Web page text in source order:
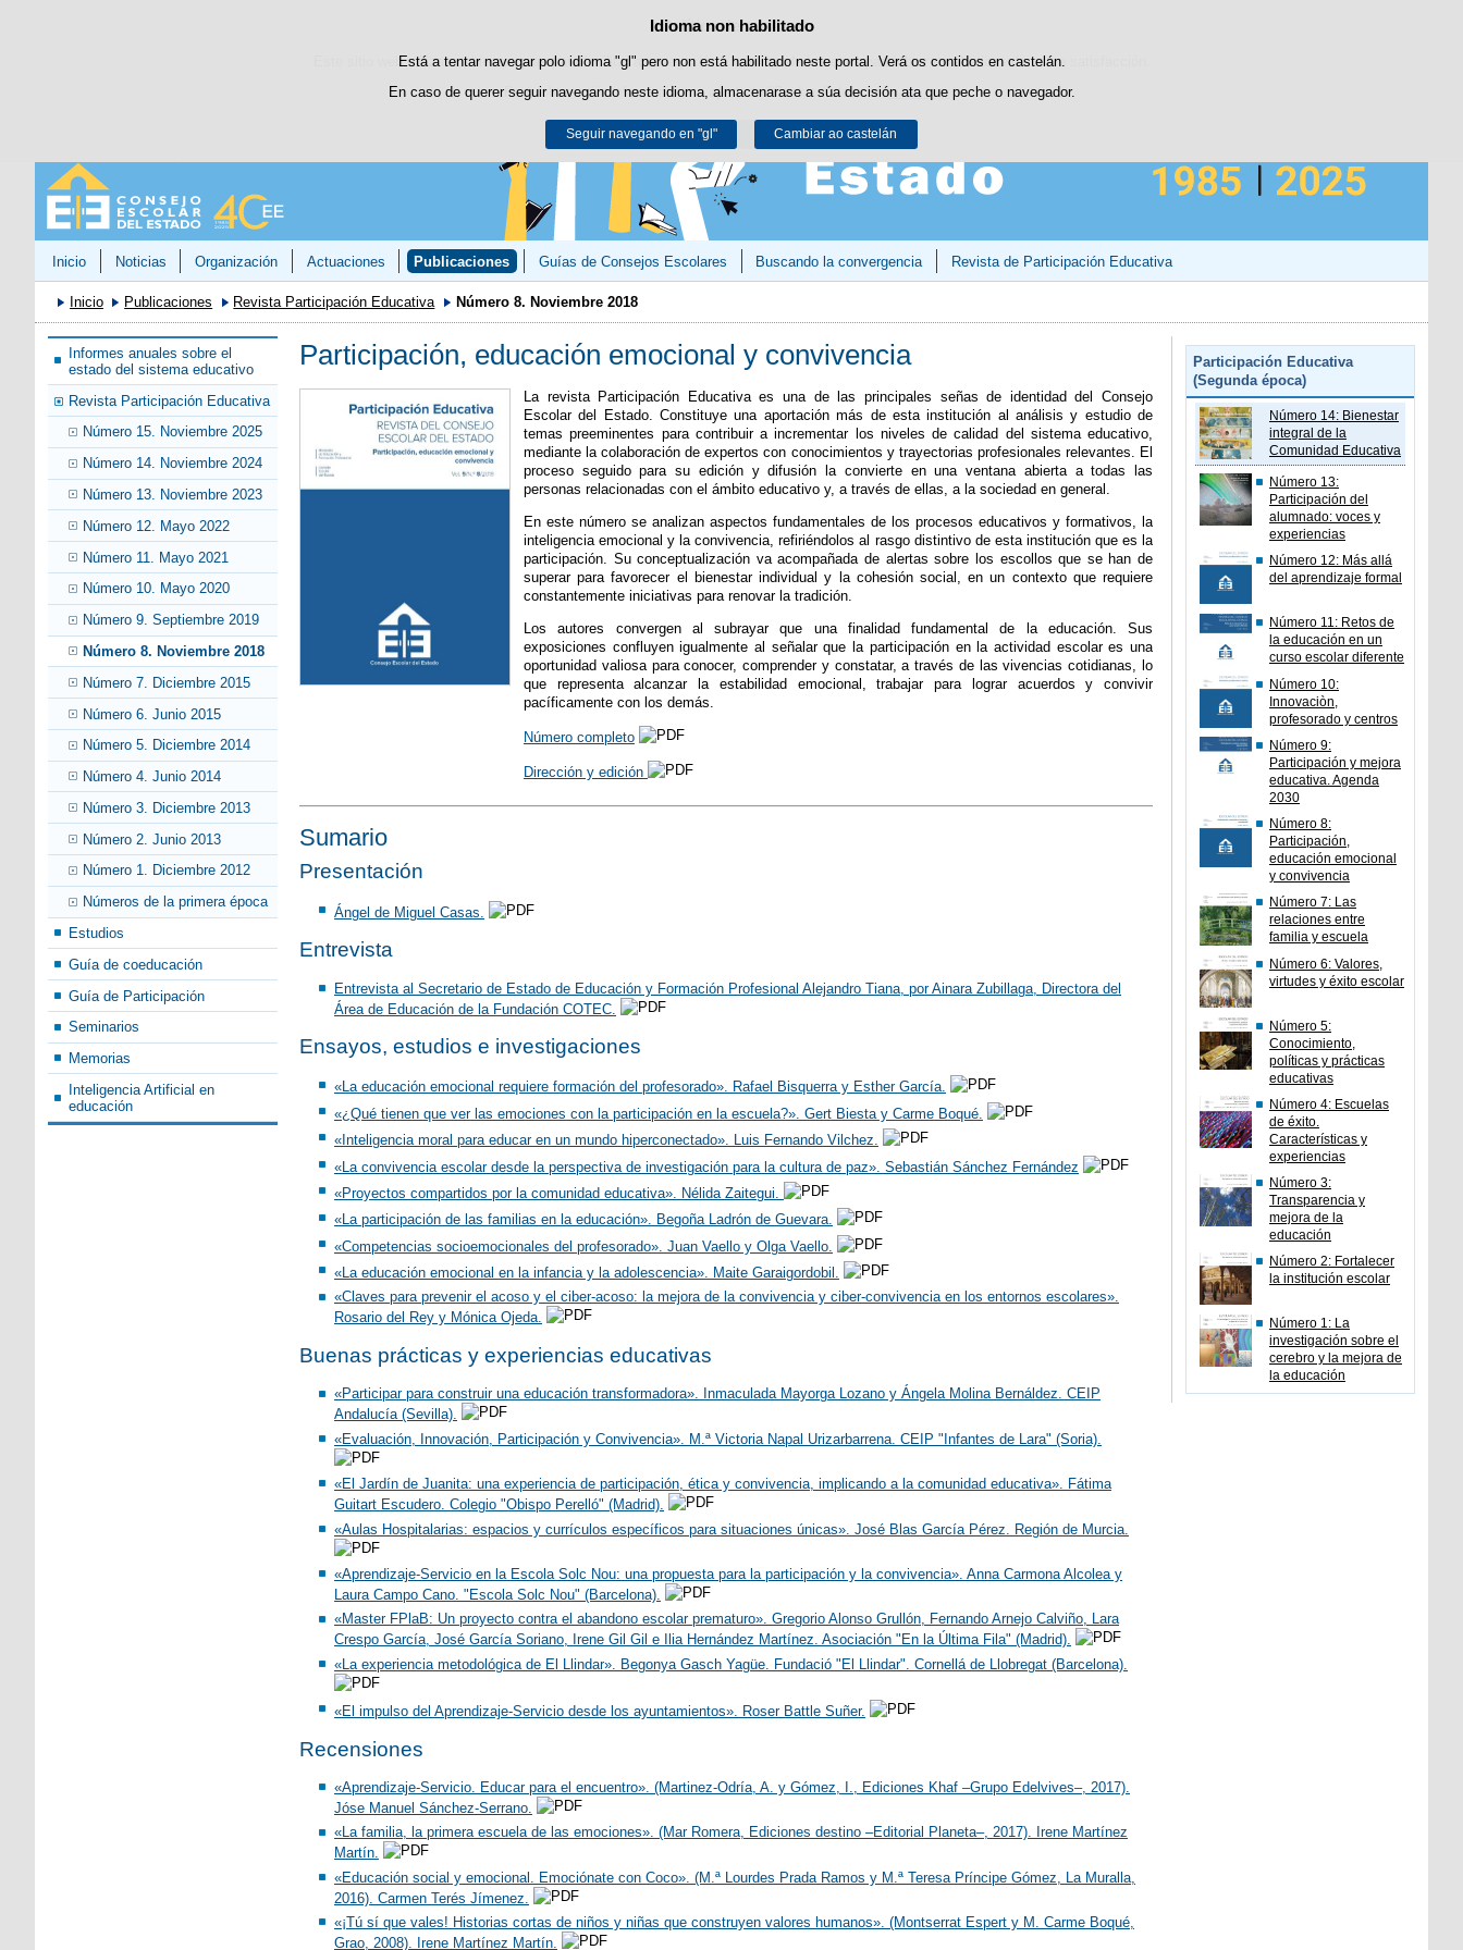
Política de cookies
Este sitio web utiliza cookies propias para facilitar a navegación e cookies de terceiros para obter estatísticas de uso e satisfacción.
Pode obter máis información no apartado "Cookies" do nosoaviso legal.
Aceptar Rexeitar
Idioma non habilitado
Está a tentar navegar polo idioma "gl" pero non está habilitado neste portal. Verá os contidos en castelán.
En caso de querer seguir navegando neste idioma, almacenarase a súa decisión ata que peche o navegador.
Seguir navegando en "gl" Cambiar ao castelán
Saltar ao contido
Inicio Noticias Organización Actuaciones Publicaciones Guías de Consejos Escolares Buscando la convergencia Revista de Participación Educativa
Inicio Publicaciones Revista Participación Educativa Número 8. Noviembre 2018
Informes anuales sobre el
estado del sistema educativo
Revista Participación Educativa
Número 15. Noviembre 2025
Número 14. Noviembre 2024
Número 13. Noviembre 2023
Número 12. Mayo 2022
Número 11. Mayo 2021
Número 10. Mayo 2020
Número 9. Septiembre 2019
Número 8. Noviembre 2018
Número 7. Diciembre 2015
Número 6. Junio 2015
Número 5. Diciembre 2014
Número 4. Junio 2014
Número 3. Diciembre 2013
Número 2. Junio 2013
Número 1. Diciembre 2012
Números de la primera época
Estudios
Guía de coeducación
Guía de Participación
Seminarios
Memorias
Inteligencia Artificial en
educación
Participación, educación emocional y convivencia
La revista Participación Educativa es una de las principales señas de identidad del Consejo
Escolar del Estado. Constituye una aportación más de esta institución al análisis y estudio de
temas preeminentes para contribuir a incrementar los niveles de calidad del sistema educativo,
mediante la colaboración de expertos con conocimientos y trayectorias profesionales relevantes. El
proceso seguido para su edición y difusión la convierte en una ventana abierta a todas las
personas relacionadas con el ámbito educativo y, a través de ellas, a la sociedad en general.
En este número se analizan aspectos fundamentales de los procesos educativos y formativos, la
inteligencia emocional y la convivencia, refiriéndolos al rasgo distintivo de esta institución que es la
participación. Su conceptualización va acompañada de alertas sobre los escollos que se han de
superar para favorecer el bienestar individual y la cohesión social, en un contexto que requiere
constantemente iniciativas para renovar la tradición.
Los autores convergen al subrayar que una finalidad fundamental de la educación. Sus
exposiciones confluyen igualmente al señalar que la participación en la actividad escolar es una
oportunidad valiosa para conocer, comprender y constatar, a través de las vivencias cotidianas, lo
que representa alcanzar la estabilidad emocional, trabajar para lograr acuerdos y convivir
pacíficamente con los demás.
Número completo
Dirección y edición
Sumario
Presentación
Ángel de Miguel Casas.
Entrevista
Entrevista al Secretario de Estado de Educación y Formación Profesional Alejandro Tiana, por Ainara Zubillaga, Directora del
Área de Educación de la Fundación COTEC.
Ensayos, estudios e investigaciones
«La educación emocional requiere formación del profesorado». Rafael Bisquerra y Esther García.
«¿Qué tienen que ver las emociones con la participación en la escuela?». Gert Biesta y Carme Boqué.
«Inteligencia moral para educar en un mundo hiperconectado». Luis Fernando Vilchez.
«La convivencia escolar desde la perspectiva de investigación para la cultura de paz». Sebastián Sánchez Fernández
«Proyectos compartidos por la comunidad educativa». Nélida Zaitegui.
«La participación de las familias en la educación». Begoña Ladrón de Guevara.
«Competencias socioemocionales del profesorado». Juan Vaello y Olga Vaello.
«La educación emocional en la infancia y la adolescencia». Maite Garaigordobil.
«Claves para prevenir el acoso y el ciber-acoso: la mejora de la convivencia y ciber-convivencia en los entornos escolares».
Rosario del Rey y Mónica Ojeda.
Buenas prácticas y experiencias educativas
«Participar para construir una educación transformadora». Inmaculada Mayorga Lozano y Ángela Molina Bernáldez. CEIP
Andalucía (Sevilla).
«Evaluación, Innovación, Participación y Convivencia». M.ª Victoria Napal Urizarbarrena. CEIP "Infantes de Lara" (Soria).
«El Jardín de Juanita: una experiencia de participación, ética y convivencia, implicando a la comunidad educativa». Fátima
Guitart Escudero. Colegio "Obispo Perelló" (Madrid).
«Aulas Hospitalarias: espacios y currículos específicos para situaciones únicas». José Blas García Pérez. Región de Murcia.
«Aprendizaje-Servicio en la Escola Solc Nou: una propuesta para la participación y la convivencia». Anna Carmona Alcolea y
Laura Campo Cano. "Escola Solc Nou" (Barcelona).
«Master FPlaB: Un proyecto contra el abandono escolar prematuro». Gregorio Alonso Grullón, Fernando Arnejo Calviño, Lara
Crespo García, José García Soriano, Irene Gil Gil e Ilia Hernández Martínez. Asociación "En la Última Fila" (Madrid).
«La experiencia metodológica de El Llindar». Begonya Gasch Yagüe. Fundació "El Llindar". Cornellá de Llobregat (Barcelona).
«El impulso del Aprendizaje-Servicio desde los ayuntamientos». Roser Battle Suñer.
Recensiones
«Aprendizaje-Servicio. Educar para el encuentro». (Martinez-Odría, A. y Gómez, I., Ediciones Khaf –Grupo Edelvives–, 2017).
Jóse Manuel Sánchez-Serrano.
«La familia, la primera escuela de las emociones». (Mar Romera, Ediciones destino –Editorial Planeta–, 2017). Irene Martínez
Martín.
«Educación social y emocional. Emociónate con Coco». (M.ª Lourdes Prada Ramos y M.ª Teresa Príncipe Gómez, La Muralla,
2016). Carmen Terés Jímenez.
«¡Tú sí que vales! Historias cortas de niños y niñas que construyen valores humanos». (Montserrat Espert y M. Carme Boqué,
Grao, 2008). Irene Martínez Martín.
Participación Educativa
(Segunda época)
Número 14: Bienestar
integral de la
Comunidad Educativa
Número 13:
Participación del
alumnado: voces y
experiencias
Número 12: Más allá
del aprendizaje formal
Número 11: Retos de
la educación en un
curso escolar diferente
Número 10:
Innovaciòn,
profesorado y centros
Número 9:
Participación y mejora
educativa. Agenda
2030
Número 8:
Participación,
educación emocional
y convivencia
Número 7: Las
relaciones entre
familia y escuela
Número 6: Valores,
virtudes y éxito escolar
Número 5:
Conocimiento,
políticas y prácticas
educativas
Número 4: Escuelas
de éxito.
Características y
experiencias
Número 3:
Transparencia y
mejora de la
educación
Número 2: Fortalecer
la institución escolar
Número 1: La
investigación sobre el
cerebro y la mejora de
la educación